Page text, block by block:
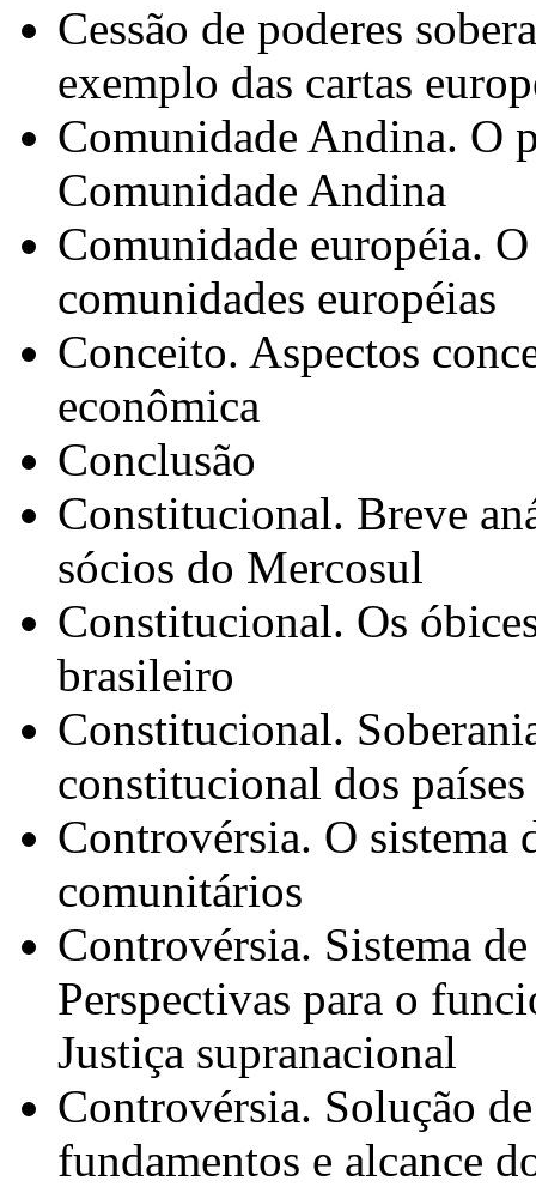
Cessão de poderes
exemplo das cartas
Comunidade Andina. O
Comunidade Andina
Comunidade européia.
comunidades européias
Conceito. Aspectos
econômica
Conclusão
Constitucional. Breve
sócios do Mercosul
Constitucional. Os
brasileiro
Constitucional.
constitucional dos
Controvérsia. O sistema
comunitários
Controvérsia. Sistema
Perspectivas para o
Justiça supranacional
Controvérsia. Solução
fundamentos e alcance